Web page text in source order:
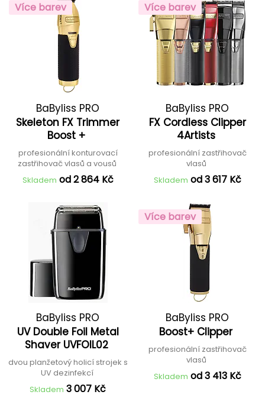
Více barev
BaByliss PRO
Skeleton FX Trimmer
Boost +
profesionální konturovací
zastřihovač vlasů a vousů
Skladem od 2 864 Kč
Více barev
BaByliss PRO
FX Cordless Clipper
4Artists
profesionální zastřihovač
vlasů
Skladem od 3 617 Kč
BaByliss PRO
UV Double Foil Metal
Shaver UVFOIL02
dvou planžetový holicí strojek s
UV dezinfekcí
Skladem 3 007 Kč
Více barev
BaByliss PRO
Boost+ Clipper
profesionální zastřihovač
vlasů
Skladem od 3 413 Kč